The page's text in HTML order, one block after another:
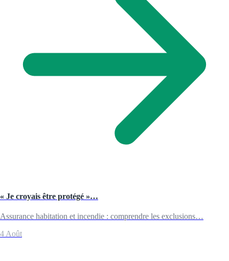
« Je croyais être protégé »…
Assurance habitation et incendie : comprendre les exclusions…
4 Août